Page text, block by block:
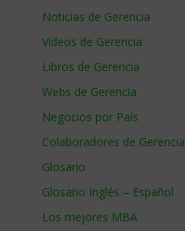
Noticias de Gerencia
Videos de Gerencia
Libros de Gerencia
Webs de Gerencia
Negocios por País
Colaboradores de Gerencia
Glosario
Glosario Inglés – Español
Los mejores MBA